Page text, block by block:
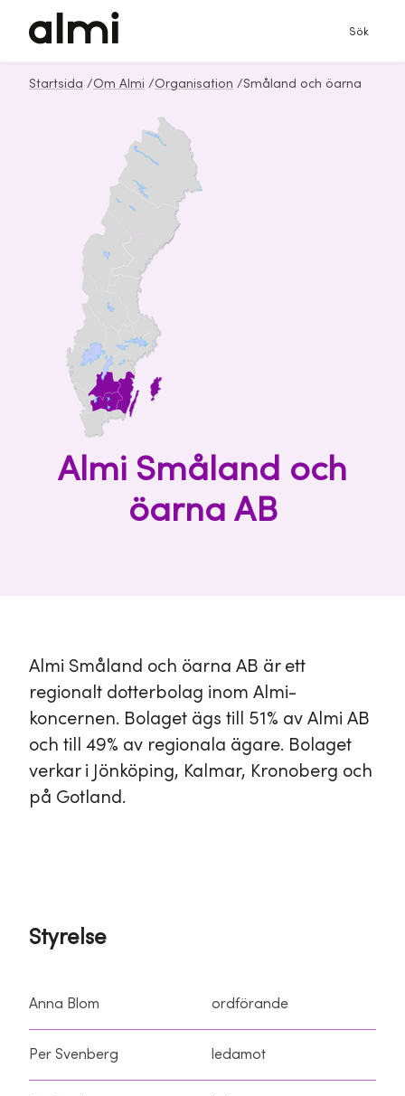
Sök
Startsida /Om Almi /Organisation /Småland och öarna
Almi Småland och
öarna AB
Almi Småland och öarna AB är ett
regionalt dotterbolag inom Almi-
koncernen. Bolaget ägs till 51% av Almi AB
och till 49% av regionala ägare. Bolaget
verkar i Jönköping, Kalmar, Kronoberg och
på Gotland.
Styrelse
Anna Blom ordförande
Per Svenberg ledamot